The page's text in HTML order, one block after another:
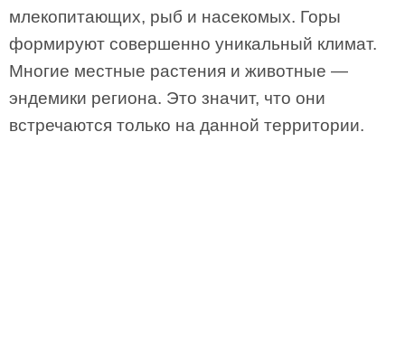
млекопитающих, рыб и насекомых. Горы
формируют совершенно уникальный климат.
Многие местные растения и животные —
эндемики региона. Это значит, что они
встречаются только на данной территории.